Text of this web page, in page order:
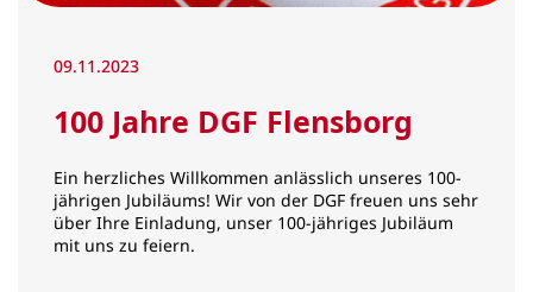
09.11.2023
100 Jahre DGF Flensborg
Ein herzliches Willkommen anlässlich unseres 100-
jährigen Jubiläums! Wir von der DGF freuen uns sehr
über Ihre Einladung, unser 100-jähriges Jubiläum
mit uns zu feiern.